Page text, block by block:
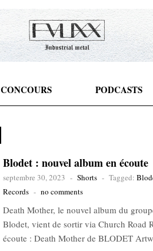
CONCOURS PODCASTS
Blodet : nouvel album en écoute
septembre 30, 2023 - Shorts - Tagged:
Records - no comments
Death Mother, le nouvel album du
Blodet, vient de sortir via Church Road
écoute : Death Mother de BLODET